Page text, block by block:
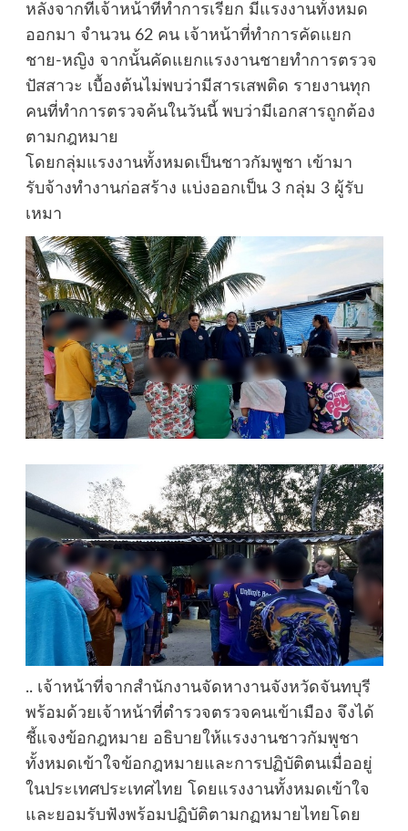
หลังจากที่เจ้าหน้าที่ทำการเรียก มีแรงงานทั้งหมด
ออกมา จำนวน 62 คน เจ้าหน้าที่ทำการคัดแยก
ชาย-หญิง จากนั้นคัดแยกแรงงานชายทำการตรวจ
ปัสสาวะ เบื้องต้นไม่พบว่ามีสารเสพติด รายงานทุก
คนที่ทำการตรวจค้นในวันนี้ พบว่ามีเอกสารถูกต้อง
ตามกฎหมาย
โดยกลุ่มแรงงานทั้งหมดเป็นชาวกัมพูชา เข้ามา
รับจ้างทำงานก่อสร้าง แบ่งออกเป็น 3 กลุ่ม 3 ผู้รับ
เหมา
.. เจ้าหน้าที่จากสำนักงานจัดหางานจังหวัดจันทบุรี
พร้อมด้วยเจ้าหน้าที่ตำรวจตรวจคนเข้าเมือง จึงได้
ชี้แจงข้อกฎหมาย อธิบายให้แรงงานชาวกัมพูชา
ทั้งหมดเข้าใจข้อกฎหมายและการปฏิบัติตนเมื่ออยู่
ในประเทศประเทศไทย โดยแรงงานทั้งหมดเข้าใจ
และยอมรับฟังพร้อมปฏิบัติตามกฏหมายไทยโดย